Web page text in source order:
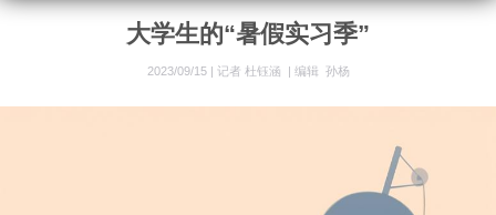
大学生的“暑假实习季”
2023/09/15 | 记者 杜钰涵 编辑 孙杨